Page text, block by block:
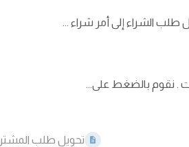
طلب الشراء إلى أمر شراء ...
. نقوم بالضغط على...
تحويل طلب